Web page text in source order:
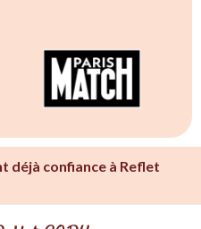
déjà confiance à Reflet